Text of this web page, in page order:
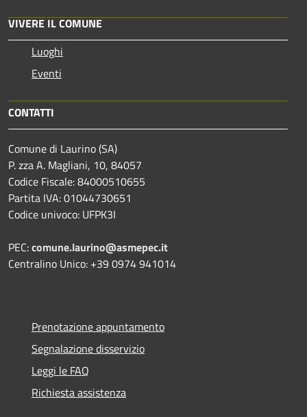
VIVERE IL COMUNE
Luoghi
Eventi
CONTATTI
Comune di Laurino (SA)
P. zza A. Magliani, 10, 84057
Codice Fiscale: 84000510655
Partita IVA: 01044730651
Codice univoco: UFPK3I
PEC:comune.laurino@asmepec.it
Centralino Unico: +39 0974 941014
Prenotazione appuntamento
Segnalazione disservizio
Leggi le FAQ
Richiesta assistenza